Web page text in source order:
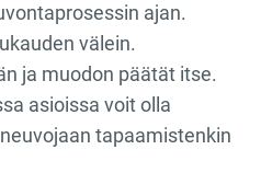
ajan.
välein.
ja muodon päätät itse.
asioissa voit olla
tapaamistenkin